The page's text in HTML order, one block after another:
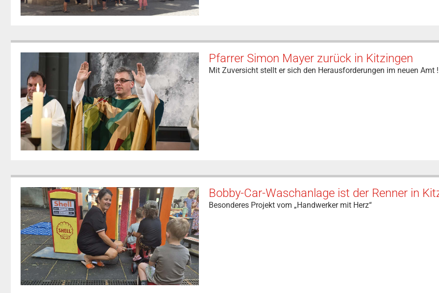
Pfarrer Simon Mayer zurück in Kitzingen
Mit Zuversicht stellt er sich den Herausforderungen im neuen Amt !
Bobby-Car-Waschanlage ist der Renner in
Besonderes Projekt vom „Handwerker mit Herz“